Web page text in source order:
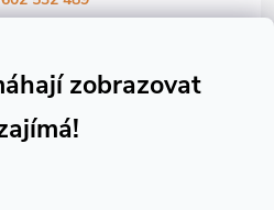
zobrazovat
náš vlog CHN_CZ